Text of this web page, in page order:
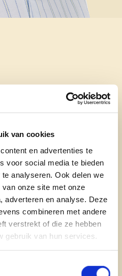
van cookies
en advertenties te
voor social media te bieden
analyseren. Ook delen we
onze site met onze
adverteren en analyse. Deze
combineren met andere
verstrekt of die ze hebben
gebruik van hun services.
en samen met mijn
in Brugge en
en aankoopbeleid in de
het verleden was ik actief
voor Sabine de
ik ook actief als lid van
het West-Vlaams
mijn professionele
in het